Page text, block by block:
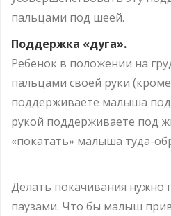
пальцами под шеей.
Поддержка «дуга».
Ребенок в положении на
пальцами своей руки
поддерживаете малыша
рукой поддерживаете под
«покатать» малыша туда-
Делать покачивания нужно
паузами. Что бы малыш